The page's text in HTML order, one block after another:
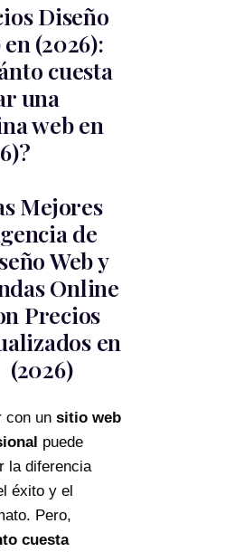
Diseño
(2026):
cuesta
una
web en
Mejores
de
Web y
Online
Precios
en
(2026)
con un sitio web
puede
la diferencia
éxito y el
Pero,
cuesta